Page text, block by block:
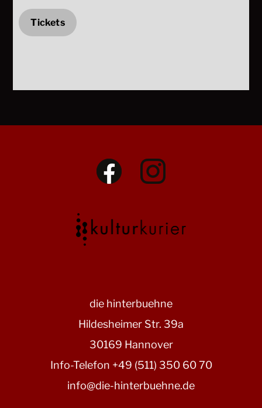
Tickets
die hinterbuehne
Hildesheimer Str. 39a
30169 Hannover
Info-Telefon +49 (511) 350 60 70
info@die-hinterbuehne.de